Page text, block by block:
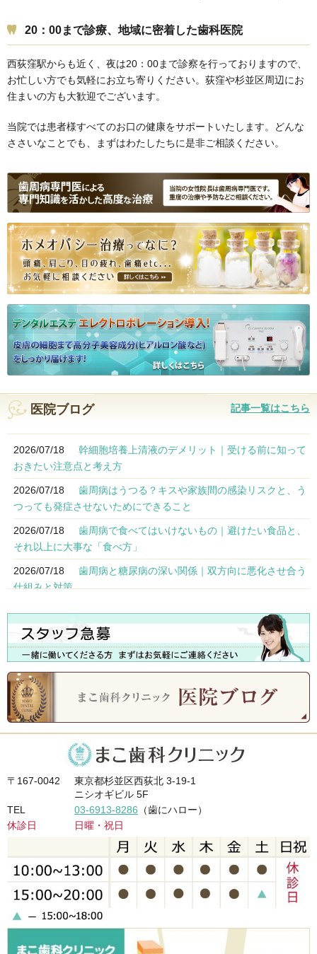
20：00まで診療、地域に密着した歯科医院
西荻窪駅からも近く、夜は20：00まで診察を行っておりますので、
お忙しい方でも気軽にお立ち寄りください。荻窪や杉並区周辺にお
住まいの方も大歓迎でございます。
当院では患者様すべてのお口の健康をサポートいたします。どんな
ささいなことでも、まずはわたしたちに是非ご相談ください。
医院ブログ 記事一覧はこちら
2026/07/18
幹細胞培養上清液のデメリット｜受ける前に知って
おきたい注意点と考え方
2026/07/18
歯周病はうつる？キスや家族間の感染リスクと、う
つっても発症させないためにできること
2026/07/18
歯周病で食べてはいけないもの｜避けたい食品と、
それ以上に大事な「食べ方」
2026/07/18
歯周病と糖尿病の深い関係｜双方向に悪化させ合う
仕組みと対策
2026/07/18
歯周病になりやすい人の特徴とリスクを下げるため
にできること
〒167-0042
東京都杉並区西荻北 3-19-1
ニシオギビル 5F
TEL
03-6913-8286 （歯にハロー）
休診日
日曜・祝日